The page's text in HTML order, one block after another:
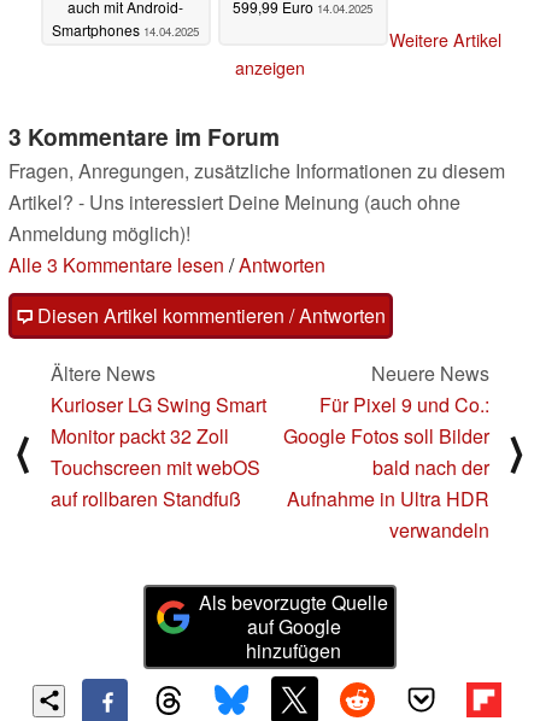
auch mit Android-
Smartphones 14.04.2025
599,99 Euro 14.04.2025
Weitere Artikel
anzeigen
3 Kommentare im Forum
Fragen, Anregungen, zusätzliche Informationen zu diesem
Artikel? - Uns interessiert Deine Meinung (auch ohne
Anmeldung möglich)!
Alle 3 Kommentare lesen /Antworten
Diesen Artikel kommentieren / Antworten
⟨
Ältere News
Kurioser LG Swing Smart
Monitor packt 32 Zoll
Touchscreen mit webOS
auf rollbaren Standfuß
Neuere News
Für Pixel 9 und Co.:
Google Fotos soll Bilder
bald nach der
Aufnahme in Ultra HDR
verwandeln
⟩
Als bevorzugte Quelle
auf Google
hinzufügen